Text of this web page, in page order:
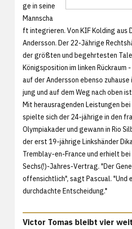
ge in seine
Mannscha
ft integrieren. Von KIF Kolding aus
Andersson. Der 22-Jährige
der größten und begehrtesten
Königsposition im linken Rückraum
auf der Andersson ebenso
jung und auf dem Weg nach oben
Mit herausragenden Leistungen bei
spielte sich der 24-jährige in den
Olympiakader und gewann in Rio
der erst 19-jährige Linkshänder
Tremblay-en-France und erhielt
Sechs(!)-Jahres-Vertrag. "Der
offensichtlich", sagt Pascual. "Und
durchdachte Entscheidung."
Victor Tomas bleibt vier